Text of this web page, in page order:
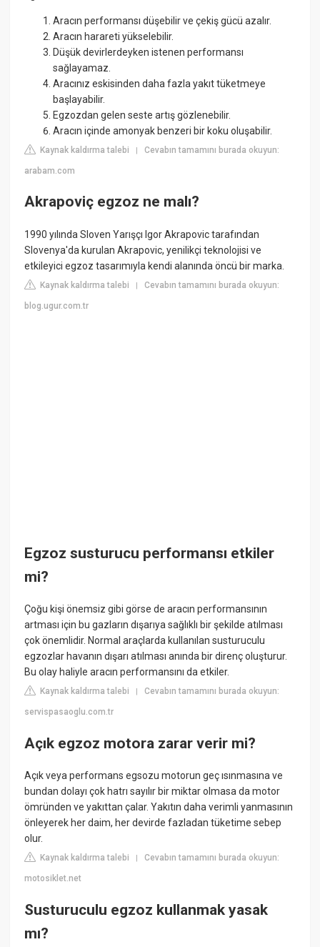
Aracın performansı düşebilir ve çekiş gücü azalır.
Aracın harareti yükselebilir.
Düşük devirlerdeyken istenen performansı
sağlayamaz.
Aracınız eskisinden daha fazla yakıt tüketmeye
başlayabilir.
Egzozdan gelen seste artış gözlenebilir.
Aracın içinde amonyak benzeri bir koku oluşabilir.
Kaynak kaldırma talebi |Cevabın tamamını burada okuyun:
arabam.com
Akrapoviç egzoz ne malı?
1990 yılında Sloven Yarışçı Igor Akrapovic tarafından
Slovenya'da kurulan Akrapovic, yenilikçi teknolojisi ve
etkileyici egzoz tasarımıyla kendi alanında öncü bir marka.
Kaynak kaldırma talebi |Cevabın tamamını burada okuyun:
blog.ugur.com.tr
Egzoz susturucu performansı etkiler
mi?
Çoğu kişi önemsiz gibi görse de aracın performansının
artması için bu gazların dışarıya sağlıklı bir şekilde atılması
çok önemlidir. Normal araçlarda kullanılan susturuculu
egzozlar havanın dışarı atılması anında bir direnç oluşturur.
Bu olay haliyle aracın performansını da etkiler.
Kaynak kaldırma talebi |Cevabın tamamını burada okuyun:
servispasaoglu.com.tr
Açık egzoz motora zarar verir mi?
Açık veya performans egsozu motorun geç ısınmasına ve
bundan dolayı çok hatrı sayılır bir miktar olmasa da motor
ömründen ve yakıttan çalar. Yakıtın daha verimli yanmasının
önleyerek her daim, her devirde fazladan tüketime sebep
olur.
Kaynak kaldırma talebi |Cevabın tamamını burada okuyun:
motosiklet.net
Susturuculu egzoz kullanmak yasak
mı?